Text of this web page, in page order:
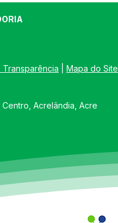
Transparência Mapa do Site
Acrelândia, Acre